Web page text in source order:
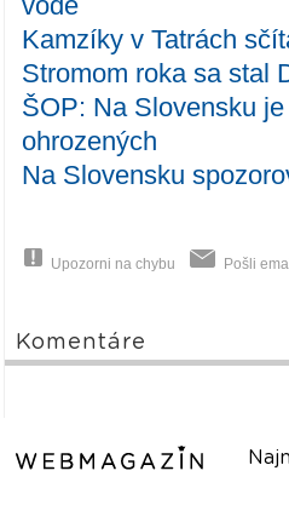
Kamzíky v Tatrách
Stromom roka sa stal
ŠOP: Na Slovensku
ohrozených
Na Slovensku
Upozorni na chybu Pošli
Komentáre